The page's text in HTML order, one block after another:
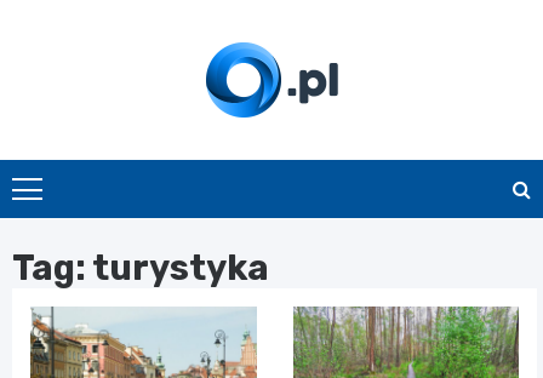
O.pl
Tag: turystyka